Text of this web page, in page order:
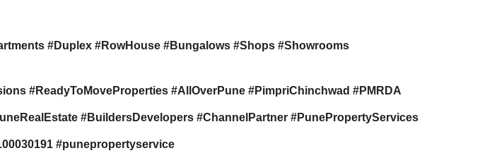
#Duplex #RowHouse #Bungalows #Shops #Showrooms
#ReadyToMoveProperties #AllOverPune #PimpriChinchwad #PMRDA
#BuildersDevelopers #ChannelPartner #PunePropertyServices
#punepropertyservice